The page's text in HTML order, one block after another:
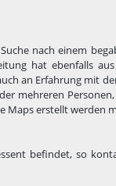
nach einem
hat ebenfalls
an Erfahrung mit
mehreren
Maps erstellt
befindet, so